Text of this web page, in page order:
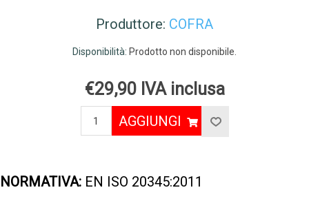
Produttore: COFRA
Disponibilità: Prodotto non disponibile.
€29,90 IVA inclusa
AGGIUNGI
NORMATIVA: EN ISO 20345:2011